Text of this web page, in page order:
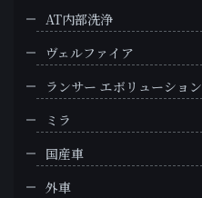
AT内部洗浄
ヴェルファイア
ランサー エボリューション
ミラ
国産車
外車